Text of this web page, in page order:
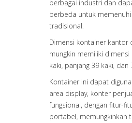
berbagai industri dan
berbeda untuk
tradisional.
Dimensi kontainer kantor
mungkin memiliki
kaki, panjang 39 kaki, dan
Kontainer ini dapat
area display, konter
fungsional, dengan fitur-
portabel, memungkinkan